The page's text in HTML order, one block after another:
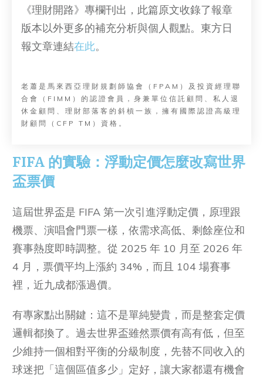
《理財開路》專欄刊出，此篇原文收錄了報章
版本以外更多的補充分析與個人觀點。東方日
報文章連結在此。
老蕭是馬來西亞理財規劃師協會（FPAM）及投資經理聯
合會（FIMM）的認證會員，身兼單位信託顧問、私人退
休金顧問、理財部落客的斜槓一族，擁有國際認證高級理
財顧問（CFP TM）資格。
FIFA 的實驗：浮動定價怎麼改寫世界
盃票價
這屆世界盃是 FIFA 第一次引進浮動定價，原理跟
機票、演唱會門票一樣，依需求高低、剩餘座位和
賽事熱度即時調整。從 2025 年 10 月至 2026 年
4 月，票價平均上漲約 34%，而且 104 場賽事
裡，近九成都漲過價。
有專家點出關鍵：這不是單純變貴，而是整套定價
邏輯都換了。過去世界盃雖然票價有高有低，但至
少維持一個相對平衡的分級制度，先替不同收入的
球迷把「這個區值多少」定好，讓大家都還有機會